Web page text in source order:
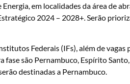
em localidades da área de
2024 – 2028+. Serão
Federais (IFs), além de
são Pernambuco, Espírito
destinadas a Pernambuco.